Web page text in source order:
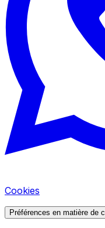
Cookies
Préférences en matière de